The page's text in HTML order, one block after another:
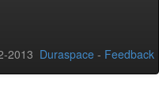
2013 Duraspace - Feedback